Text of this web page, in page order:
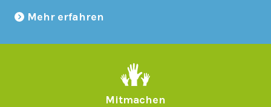
Mehr erfahren
Mitmachen